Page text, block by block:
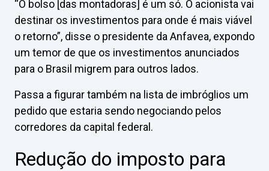
“O bolso [das montadoras] é um só. O acionista vai
destinar os investimentos para onde é mais viável
o retorno”, disse o presidente da Anfavea, expondo
um temor de que os investimentos anunciados
para o Brasil migrem para outros lados.
Passa a figurar também na lista de imbróglios um
pedido que estaria sendo negociando pelos
corredores da capital federal.
Redução do imposto para